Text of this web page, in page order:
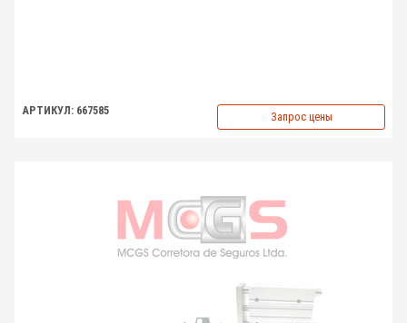
АРТИКУЛ: 667585 Запрос цены